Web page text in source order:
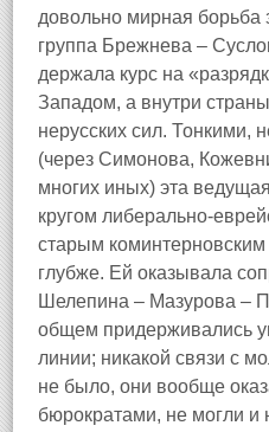
довольно мирная борьба
группа Брежнева –
держала курс на
Западом, а внутри
нерусских сил. Тонкими,
(через Симонова,
многих иных) эта
кругом
старым
глубже. Ей оказывала
Шелепина – Мазурова –
общем придерживались
линии; никакой связи с
не было, они вообще
бюрократами, не могли и